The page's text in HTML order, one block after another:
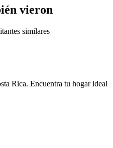
vieron
similares
Rica. Encuentra tu hogar ideal